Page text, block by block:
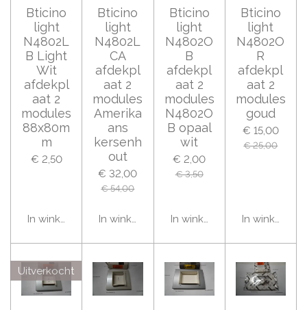
Bticino
light
N4802L
B Light
Wit
afdekpl
aat 2
modules
88x80m
m
€ 2,50
In winkelwagen
Bticino
light
N4802L
CA
afdekpl
aat 2
modules
Amerika
ans
kersenh
out
€ 32,00
€ 54,00
In winkelwagen
Bticino
light
N4802O
B
afdekpl
aat 2
modules
N4802O
B opaal
wit
€ 2,00
€ 3,50
In winkelwagen
Bticino
light
N4802O
R
afdekpl
aat 2
modules
goud
€ 15,00
€ 25,00
In
Uitverkocht